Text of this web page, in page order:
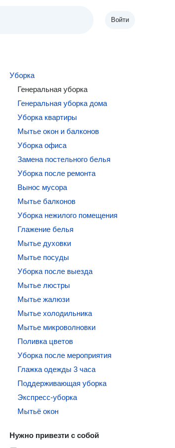
Войти
Уборка
Генеральная уборка
Генеральная уборка дома
Уборка квартиры
Мытье окон и балконов
Уборка офиса
Замена постельного белья
Уборка после ремонта
Вынос мусора
Мытье балконов
Уборка нежилого помещения
Глажение белья
Мытье духовки
Мытье посуды
Уборка после выезда
Мытье люстры
Мытье жалюзи
Мытье холодильника
Мытье микроволновки
Поливка цветов
Уборка после мероприятия
Глажка одежды 3 часа
Поддерживающая уборка
Экспресс-уборка
Мытьё окон
Нужно привезти с собой